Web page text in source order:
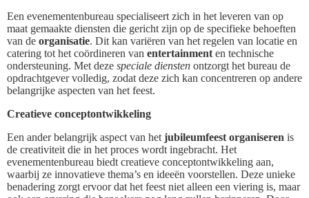
Een evenementenbureau specialiseert zich in het leveren van op
maat gemaakte diensten die gericht zijn op de specifieke behoeften
van de organisatie. Dit kan variëren van het regelen van locatie en
catering tot het coördineren van entertainment en technische
ondersteuning. Met deze speciale diensten ontzorgt het bureau de
opdrachtgever volledig, zodat deze zich kan concentreren op andere
belangrijke aspecten van het feest.
Creatieve conceptontwikkeling
Een ander belangrijk aspect van het jubileumfeest organiseren is
de creativiteit die in het proces wordt ingebracht. Het
evenementenbureau biedt creatieve conceptontwikkeling aan,
waarbij ze innovatieve thema’s en ideeën voorstellen. Deze unieke
benadering zorgt ervoor dat het feest niet alleen een viering is, maar